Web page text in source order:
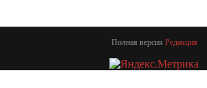
Полная версия Редакция